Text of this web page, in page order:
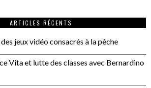
ARTICLES RÉCENTS
jeux vidéo consacrés à la pêche
Vita et lutte des classes avec Bernardino